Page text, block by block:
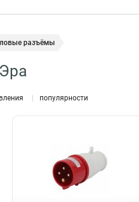
разъёмы
популярности